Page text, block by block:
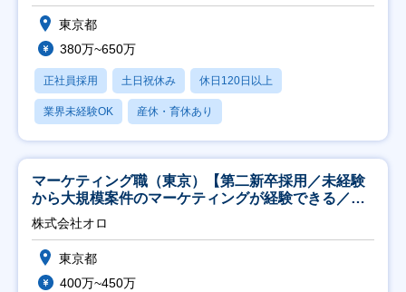
東京都
380万~650万
正社員採用 土日祝休み 休日120日以上
業界未経験OK 産休・育休あり
マーケティング職（東京）【第二新卒採用／未経験
から大規模案件のマーケティングが経験できる／研
修充実】
株式会社オロ
東京都
400万~450万